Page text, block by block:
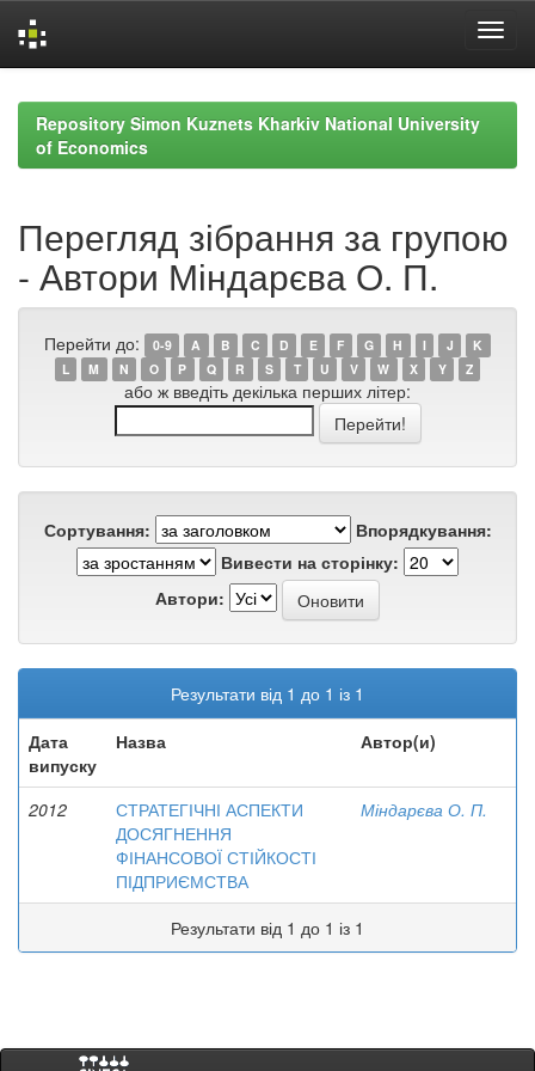
navigationRepository Simon Kuznets Kharkiv National University
of Economics
Перегляд зібрання за групою
- Автори Міндарєва О. П.
Перейти до: 0-9 A B C D E F G H I J
K
L
M N O P Q R S T U V W X Y Z
або ж введіть декілька перших літер:
Сортування:
Впорядкування:
Вивести на сторінку:
Автори:
Результати від 1 до 1 із 1
Дата
випуску
Назва Автор(и)
2012
СТРАТЕГІЧНІ АСПЕКТИ
ДОСЯГНЕННЯ
ФІНАНСОВОЇ СТІЙКОСТІ
ПІДПРИЄМСТВА
Міндарєва О. П.
Результати від 1 до 1 із 1